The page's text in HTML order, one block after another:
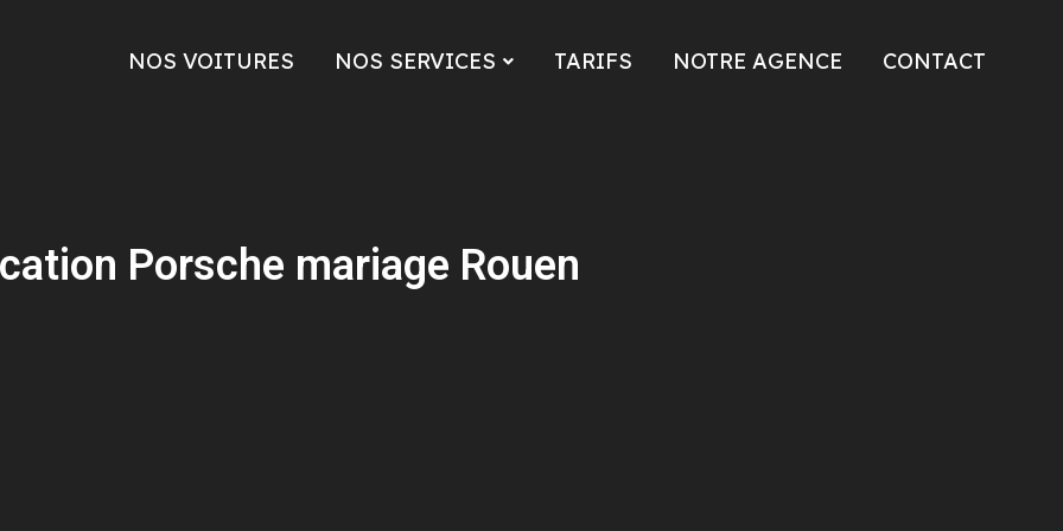
NOS VOITURES NOS SERVICES TARIFS NOTRE AGENCE CONTACT
Porsche mariage Rouen